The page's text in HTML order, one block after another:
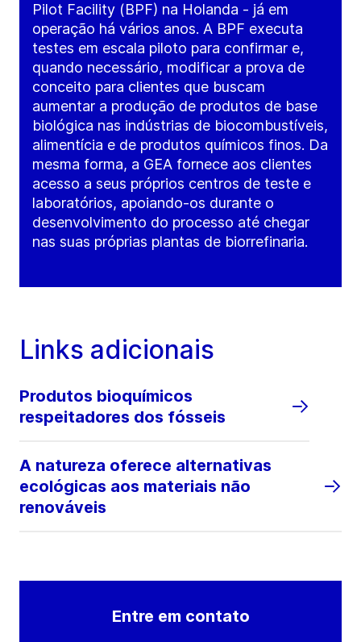
Pilot Facility (BPF) na Holanda - já em
operação há vários anos. A BPF executa
testes em escala piloto para confirmar e,
quando necessário, modificar a prova de
conceito para clientes que buscam
aumentar a produção de produtos de base
biológica nas indústrias de biocombustíveis,
alimentícia e de produtos químicos finos. Da
mesma forma, a GEA fornece aos clientes
acesso a seus próprios centros de teste e
laboratórios, apoiando-os durante o
desenvolvimento do processo até chegar
nas suas próprias plantas de biorrefinaria.
Links adicionais
Produtos bioquímicos
respeitadores dos fósseis
A natureza oferece alternativas
ecológicas aos materiais não
renováveis
Entre em contato